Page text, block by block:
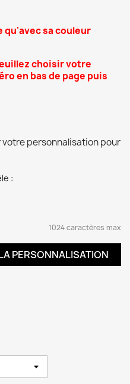
qu'avec sa couleur
choisir votre
en bas de page puis
personnalisation pour
:
1024 caractères max
PERSONNALISATION